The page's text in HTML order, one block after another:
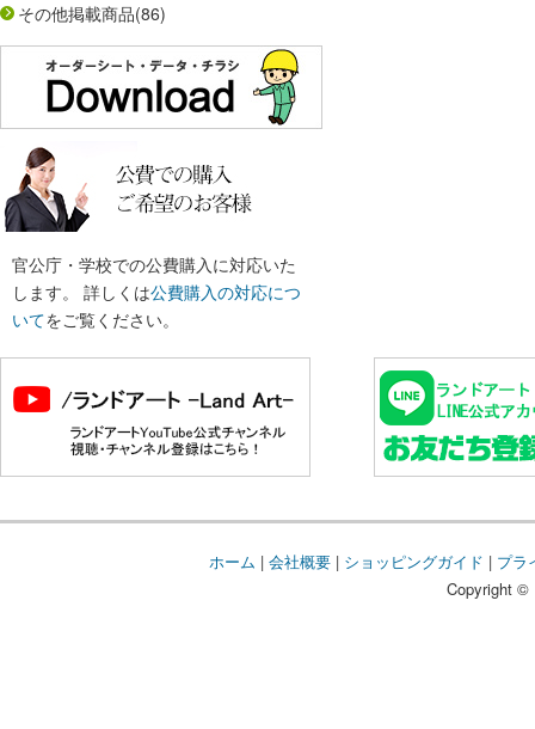
その他掲載商品(86)
官公庁・学校での公費購入に対応いた
します。 詳しくは公費購入の対応につ
いてをご覧ください。
ホーム | 会社概要| ショッピングガイド | プラ
Copyright ©